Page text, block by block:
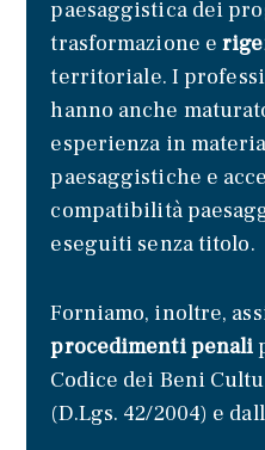
paesaggistica dei
trasformazione e
territoriale. I
hanno anche
esperienza in
paesaggistiche e
compatibilità
eseguiti senza titolo.
Forniamo, inoltre,
procedimenti penali
Codice dei Beni
(D.Lgs. 42/2004) e